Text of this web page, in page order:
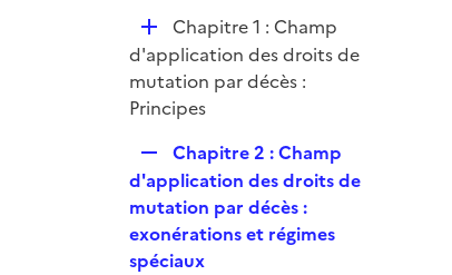
r
p
l
i
e
D
é
p
l
r
Chapitre 1 : Champ
d'application des droits de
mutation par décès :
Principes
e
p
l
i
Chapitre 2 : Champ
d'application des droits de
mutation par décès :
exonérations et régimes
spéciaux